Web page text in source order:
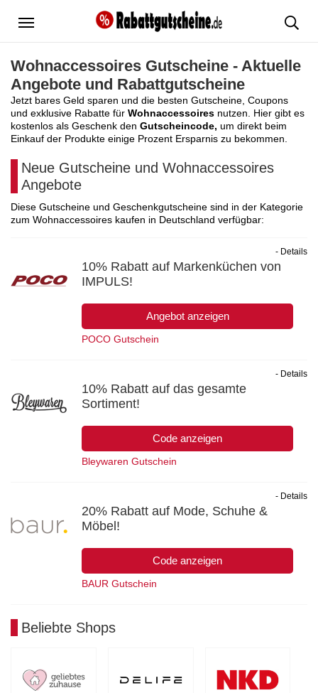
Menü
Wohnaccessoires Gutscheine - Aktuelle
Angebote und Rabattgutscheine
Jetzt bares Geld sparen und die besten Gutscheine, Coupons
und exklusive Rabatte für Wohnaccessoires nutzen. Hier gibt es
kostenlos als Geschenk den Gutscheincode, um direkt beim
Einkauf der Produkte einige Prozent Ersparnis zu bekommen.
Neue Gutscheine und Wohnaccessoires
Angebote
Diese Gutscheine und Geschenkgutscheine sind in der Kategorie
zum Wohnaccessoires kaufen in Deutschland verfügbar:
10% Rabatt auf Markenküchen von
IMPULS!
Angebot anzeigen
- Details
POCO Gutschein
10% Rabatt auf das gesamte
Sortiment!
Code anzeigen
- Details
Bleywaren Gutschein
20% Rabatt auf Mode, Schuhe &
Möbel!
Code anzeigen
- Details
BAUR Gutschein
Beliebte Shops